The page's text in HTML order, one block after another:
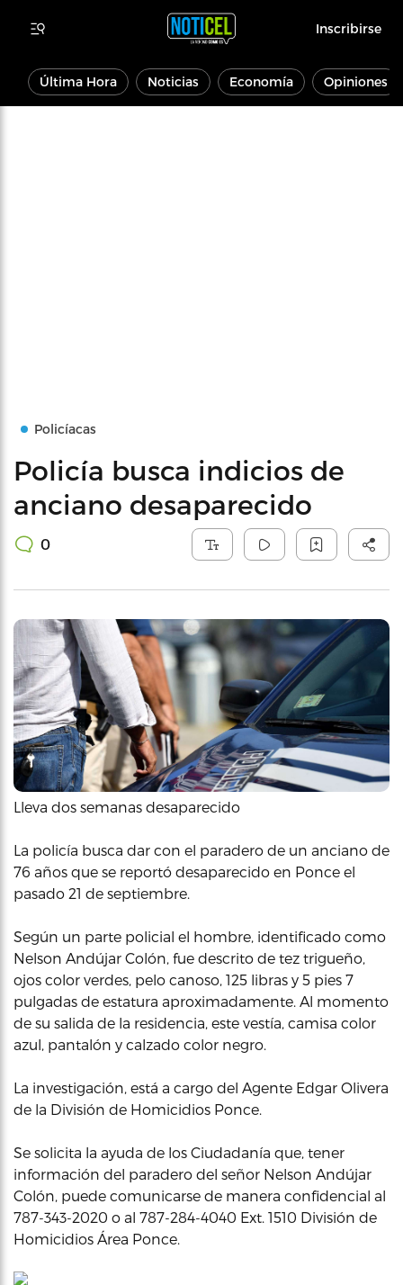
Inscribirse
Última Hora Noticias Economía Opiniones
Policíacas
Policía busca indicios de
anciano desaparecido
0
Lleva dos semanas desaparecido
La policía busca dar con el paradero de un anciano de
76 años que se reportó desaparecido en Ponce el
pasado 21 de septiembre.
Según un parte policial el hombre, identificado como
Nelson Andújar Colón, fue descrito de tez trigueño,
ojos color verdes, pelo canoso, 125 libras y 5 pies 7
pulgadas de estatura aproximadamente. Al momento
de su salida de la residencia, este vestía, camisa color
azul, pantalón y calzado color negro.
La investigación, está a cargo del Agente Edgar Olivera
de la División de Homicidios Ponce.
Se solicita la ayuda de los Ciudadanía que, tener
información del paradero del señor Nelson Andújar
Colón, puede comunicarse de manera confidencial al
787-343-2020 o al 787-284-4040 Ext. 1510 División de
Homicidios Área Ponce.